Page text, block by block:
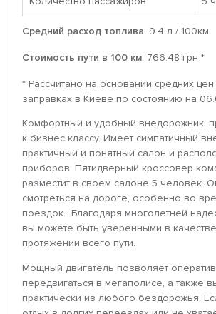
Средний расход топлива: 9.4 л / 100км
Стоимость пути в 100 км: 766.48 грн *
* Рассчитано на основании средних
заправках в Киеве по состоянию на
Комфортный и удобный внедорожник,
к бизнес классу. Имеет симпатичный
практичный и понятный салон и
приборов. Пятидверный кроссовер
разместит в своем салоне 5 человек.
смотреться на дороге, особенно во
поездок. Благодаря многолетней
вы можете быть уверенными в
протяжении всего пути.
Мощный двигатель позволяет
передвигаться в мегаполисе, а также
практически из любого бездорожья.